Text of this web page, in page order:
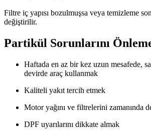
Filtre iç yapısı bozulmuşsa veya temizleme
değiştirilir.
Partikül Sorunlarını
Haftada en az bir kez uzun mesafede,
devirde araç kullanmak
Kaliteli yakıt tercih etmek
Motor yağını ve filtrelerini zamanında
DPF uyarılarını dikkate almak